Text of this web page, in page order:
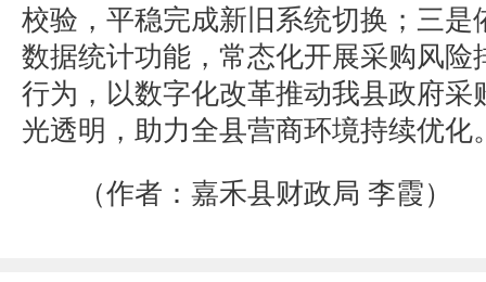
校验，平稳完成新旧系统切换；三是
数据统计功能，常态化开展采购风险
行为，以数字化改革推动我县政府采
光透明，助力全县营商环境持续优化
（作者：嘉禾县财政局 李霞）